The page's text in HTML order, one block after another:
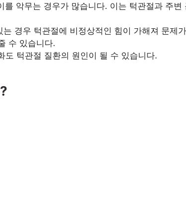
악무는 경우가 많습니다. 이는 턱관절과 주
경우 턱관절에 비정상적인 힘이 가해져 문제
수 있습니다.
도 턱관절 질환의 원인이 될 수 있습니다.